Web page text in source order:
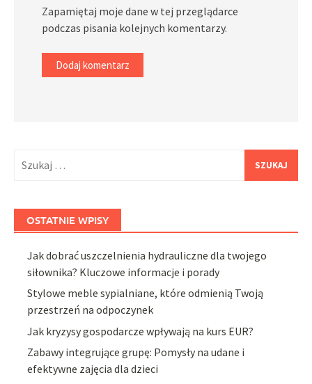
Zapamiętaj moje dane w tej przeglądarce
podczas pisania kolejnych komentarzy.
OSTATNIE WPISY
Jak dobrać uszczelnienia hydrauliczne dla twojego
siłownika? Kluczowe informacje i porady
Stylowe meble sypialniane, które odmienią Twoją
przestrzeń na odpoczynek
Jak kryzysy gospodarcze wpływają na kurs EUR?
Zabawy integrujące grupę: Pomysły na udane i
efektywne zajęcia dla dzieci